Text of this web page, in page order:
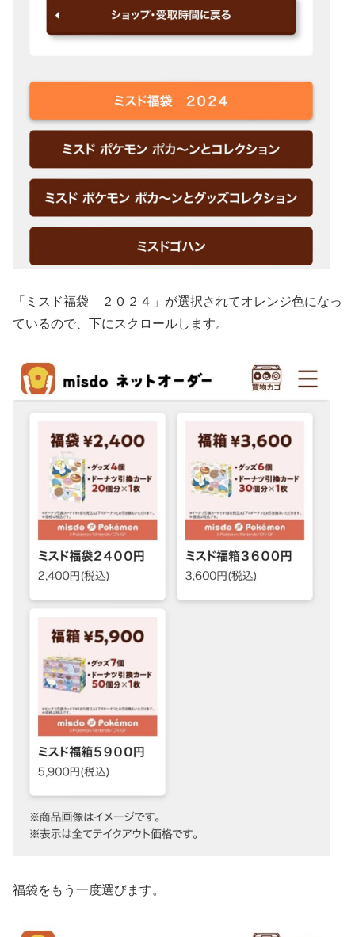
「ミスド福袋 ２０２４」が選択されてオレンジ色になっ
ているので、下にスクロールします。
福袋をもう一度選びます。